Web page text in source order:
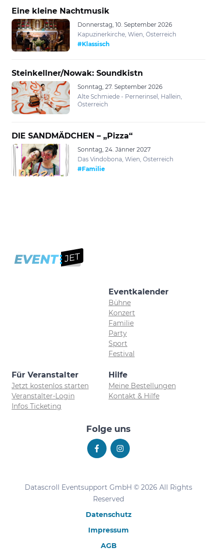
Eine kleine Nachtmusik
Donnerstag, 10. September 2026
Kapuzinerkirche, Wien, Österreich
#Klassisch
Steinkellner/Nowak: Soundkistn
Sonntag, 27. September 2026
Alte Schmiede - Pernerinsel, Hallein,
Österreich
DIE SANDMÄDCHEN – „Pizza“
Sonntag, 24. Jänner 2027
Das Vindobona, Wien, Österreich
#Familie
Eventkalender
Bühne
Konzert
Familie
Party
Sport
Festival
Für Veranstalter
Jetzt kostenlos starten
Veranstalter-Login
Infos Ticketing
Hilfe
Meine Bestellungen
Kontakt & Hilfe
Folge uns
Datascroll Eventsupport GmbH © 2026 All Rights
Reserved
Datenschutz
Impressum
AGB